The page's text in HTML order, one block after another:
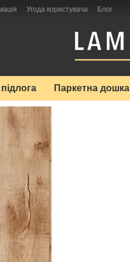
Угода користувача Блог
Паркетна дошка